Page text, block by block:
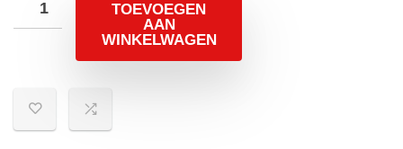
TOEVOEGEN
AAN
WINKELWAGEN